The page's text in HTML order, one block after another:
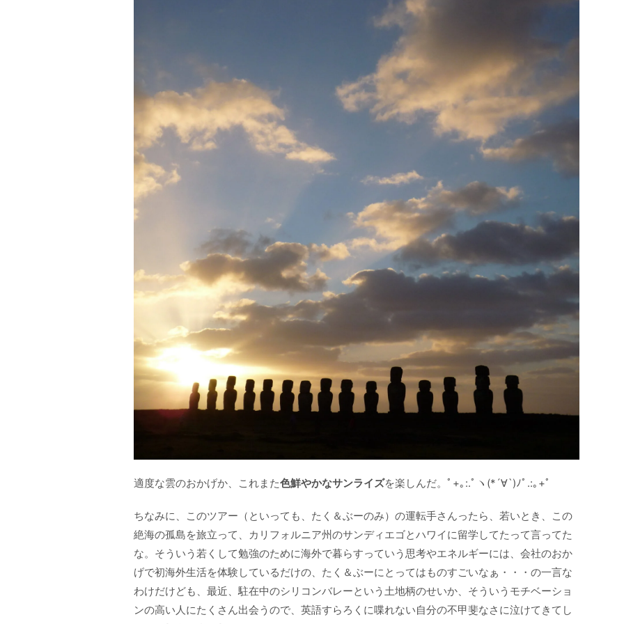
適度な雲のおかげか、これまた色鮮やかなサンライズを楽しんだ。ﾟ+｡:.ﾟヽ(*´∀`)ﾉﾟ.:｡+ﾟ
ちなみに、このツアー（といっても、たく＆ぶーのみ）の運転手さんったら、若いとき、この
絶海の孤島を旅立って、カリフォルニア州のサンディエゴとハワイに留学してたって言ってた
な。そういう若くして勉強のために海外で暮らすっていう思考やエネルギーには、会社のおか
げで初海外生活を体験しているだけの、たく＆ぶーにとってはものすごいなぁ・・・の一言な
わけだけども、最近、駐在中のシリコンバレーという土地柄のせいか、そういうモチベーショ
ンの高い人にたくさん出会うので、英語すらろくに喋れない自分の不甲斐なさに泣けてきてし